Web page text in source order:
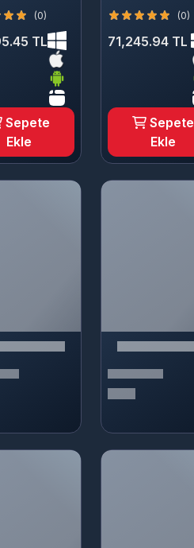
(0)
TL
Sepete
Ekle
(0)
71,245.94 TL
Sepete
Ekle